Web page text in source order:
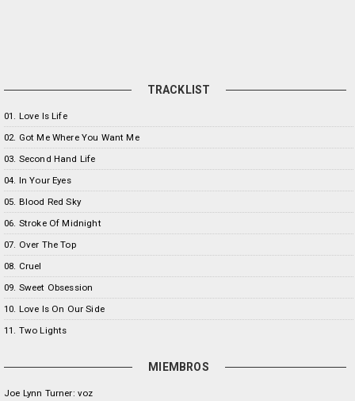
TRACKLIST
01. Love Is Life
02. Got Me Where You Want Me
03. Second Hand Life
04. In Your Eyes
05. Blood Red Sky
06. Stroke Of Midnight
07. Over The Top
08. Cruel
09. Sweet Obsession
10. Love Is On Our Side
11. Two Lights
MIEMBROS
Joe Lynn Turner: voz